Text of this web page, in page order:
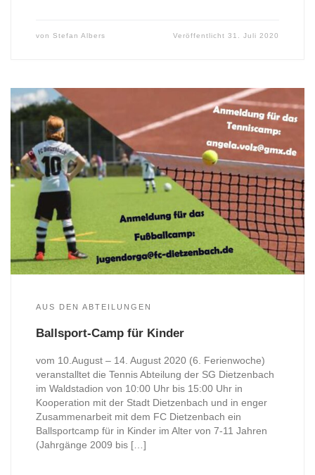
von Stefan Albers Veröffentlicht31. Juli 2020
AUS DEN ABTEILUNGEN
Ballsport-Camp für Kinder
vom 10.August – 14. August 2020 (6. Ferienwoche)
veranstalltet die Tennis Abteilung der SG Dietzenbach
im Waldstadion von 10:00 Uhr bis 15:00 Uhr in
Kooperation mit der Stadt Dietzenbach und in enger
Zusammenarbeit mit dem FC Dietzenbach ein
Ballsportcamp für in Kinder im Alter von 7-11 Jahren
(Jahrgänge 2009 bis […]